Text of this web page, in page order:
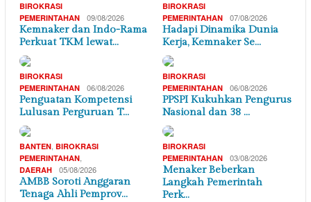
BIROKRASI
PEMERINTAHAN
09/08/2026
Kemnaker dan Indo-Rama
Perkuat TKM lewat…
BIROKRASI
PEMERINTAHAN
07/08/2026
Hadapi Dinamika Dunia
Kerja, Kemnaker Se…
BIROKRASI
PEMERINTAHAN
06/08/2026
Penguatan Kompetensi
Lulusan Perguruan T…
BIROKRASI
PEMERINTAHAN
06/08/2026
PPSPI Kukuhkan Pengurus
Nasional dan 38 …
BANTEN BIROKRASI
PEMERINTAHAN
DAERAH 05/08/2026
AMBB Soroti Anggaran
Tenaga Ahli Pemprov…
BIROKRASI
PEMERINTAHAN
03/08/2026
Menaker Beberkan
Langkah Pemerintah
Perk…